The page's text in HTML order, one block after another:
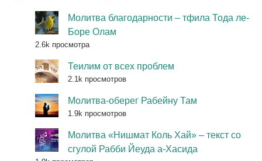
Молитва благодарности – тфила Тода ле-
Боре Олам
2.6k просмотра
Теилим от всех проблем
2.1k просмотров
Молитва-оберег Рабейну Там
1.9k просмотров
Молитва «Нишмат Коль Хай» – текст со
сгулой Рабби Йеуда а-Хасида